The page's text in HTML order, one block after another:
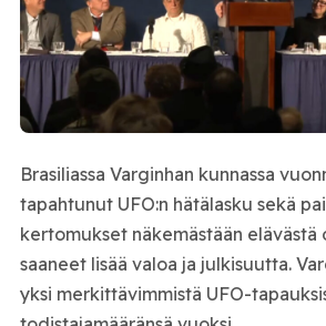
Brasiliassa Varginhan kunnassa
tapahtunut UFO:n hätälasku sekä
kertomukset näkemästään elävästä
saaneet lisää valoa ja julkisuutta.
yksi merkittävimmistä UFO-